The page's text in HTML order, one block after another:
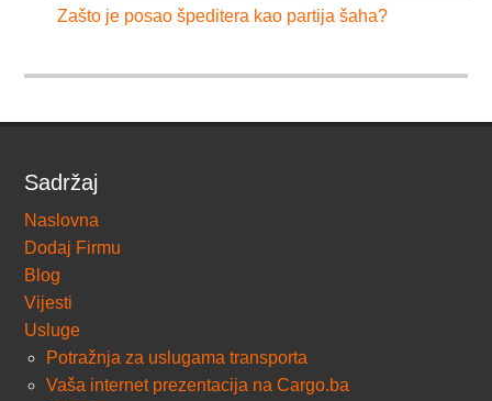
Zašto je posao špeditera kao partija šaha?
Sadržaj
Naslovna
Dodaj Firmu
Blog
Vijesti
Usluge
Potražnja za uslugama transporta
Vaša internet prezentacija na Cargo.ba